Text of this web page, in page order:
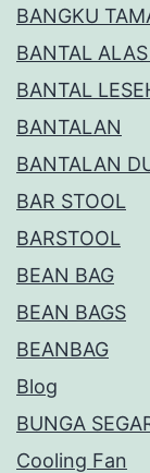
BANGKU
BANTAL
BANTAL
BANTALAN
BANTALAN
BAR STOOL
BARSTOOL
BEAN BAG
BEAN BAGS
BEANBAG
Blog
BUNGA
Cooling Fan